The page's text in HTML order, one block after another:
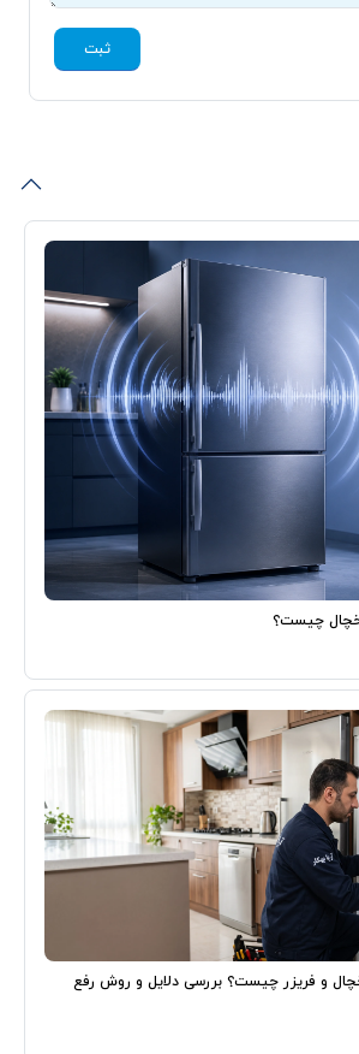
ثبت
چیست؟
و فریزر چیست؟ بررسی دلایل و روش رفع